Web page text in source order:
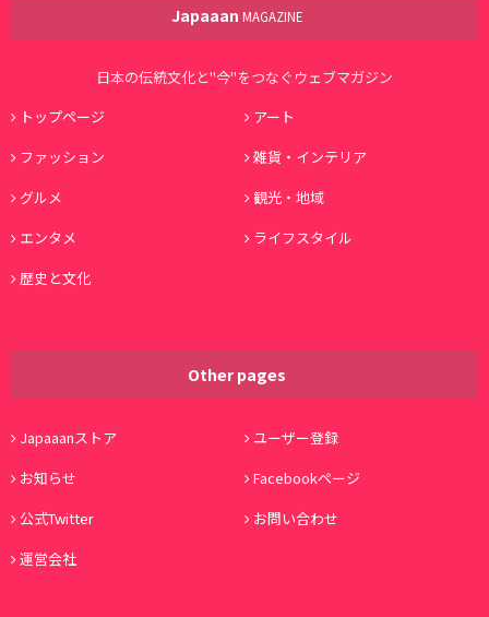
Japaaan MAGAZINE
日本の伝統文化と"今"をつなぐウェブマガジン
トップページ
アート
ファッション
雑貨・インテリア
グルメ
観光・地域
エンタメ
ライフスタイル
歴史と文化
Other pages
Japaaanストア
ユーザー登録
お知らせ
Facebookページ
公式Twitter
お問い合わせ
運営会社